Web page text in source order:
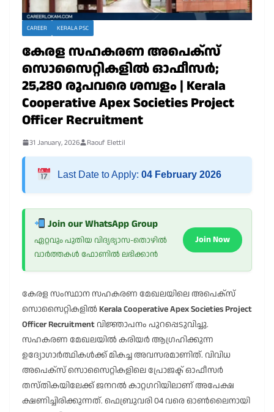
CAREER KERALA PSC
കേരള സഹകരണ അപെക്‌സ്
സൊസൈറ്റികളില്‍ ഓഫീസര്‍;
25,280 രൂപവരെ ശമ്പളം | Kerala
Cooperative Apex Societies Project
Officer Recruitment
31 January, 2026 Raouf Elettil
Last Date to Apply: 04 February 2026
Join our WhatsApp Group
ഏറ്റവും പുതിയ വിദ്യഭ്യാസ-തൊഴിൽ
വാർത്തകൾ ഫോണിൽ ലഭിക്കാൻ
Join Now
കേരള സംസ്ഥാന സഹകരണ മേഖലയിലെ അപെക്‌സ്
സൊസൈറ്റികളില്‍ Kerala Cooperative Apex Societies Project
Officer Recruitment വിജ്ഞാപനം പുറപ്പെടുവിച്ചു.
സഹകരണ മേഖലയിൽ കരിയർ ആഗ്രഹിക്കുന്ന
ഉദ്യോഗാർത്ഥികൾക്ക് മികച്ച അവസരമാണിത്. വിവിധ
അപെക്സ് സൊസൈറ്റികളിലെ പ്രോജക്ട് ഓഫീസർ
തസ്തികയിലേക്ക് ജനറൽ കാറ്റഗറിയിലാണ് അപേക്ഷ
ക്ഷണിച്ചിരിക്കുന്നത്. ഫെബ്രുവരി 04 വരെ ഓൺലൈനായി